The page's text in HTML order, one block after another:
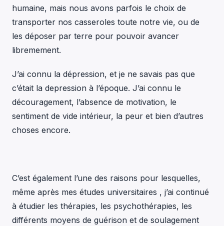
humaine, mais nous avons parfois le choix de
transporter nos casseroles toute notre vie, ou de
les déposer par terre pour pouvoir avancer
libremement.
J’ai connu la dépression, et je ne savais pas que
c’était la depression à l’époque. J’ai connu le
découragement, l’absence de motivation, le
sentiment de vide intérieur, la peur et bien d’autres
choses encore.
C’est également l’une des raisons pour lesquelles,
même après mes études universitaires , j’ai continué
à étudier les thérapies, les psychothérapies, les
différents moyens de guérison et de soulagement